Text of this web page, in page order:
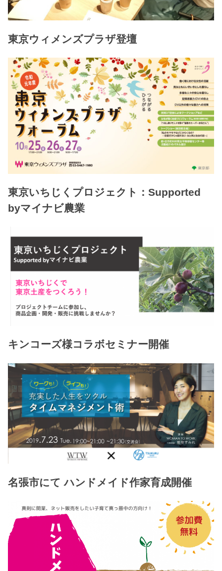
東京ウィメンズプラザ登壇
東京いちじくプロジェクト：Supported
byマイナビ農業
キンコーズ様コラボセミナー開催
名張市にて ハンドメイド作家育成開催